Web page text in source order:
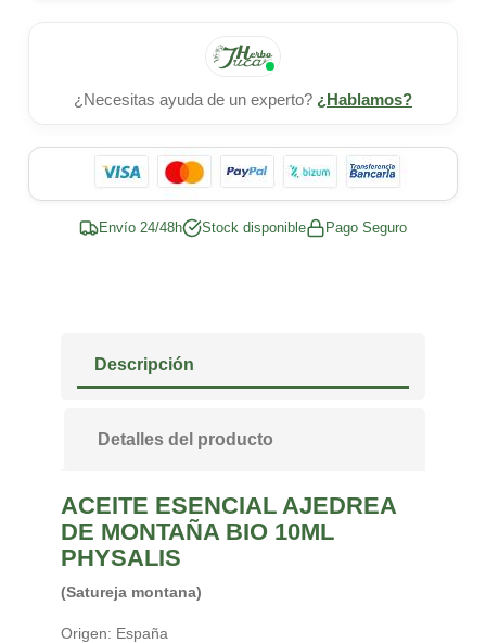
¿Necesitas ayuda de un experto? ¿Hablamos?
Envío 24/48h Stock disponible Pago Seguro
Descripción
Detalles del producto
ACEITE ESENCIAL AJEDREA
DE MONTAÑA BIO 10ML
PHYSALIS
(Satureja montana)
Origen: España